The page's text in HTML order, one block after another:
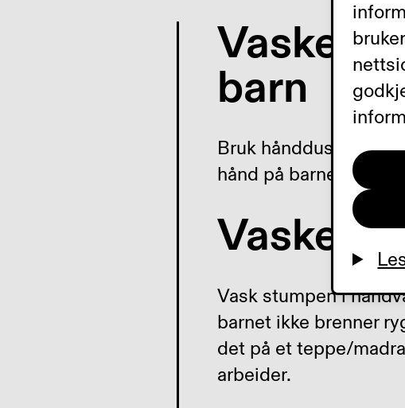
Vaske
barn
Bruk hånddusjen for
hånd på barnet når
Vaske
Vask stumpen i
barnet ikke brenner
det på et teppe/
arbeider.